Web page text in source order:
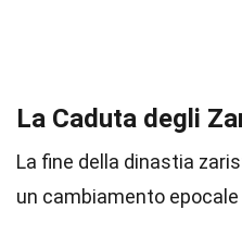
La Caduta degli
La fine della dinastia
un cambiamento